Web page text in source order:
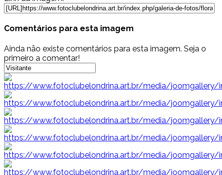
Comentários para esta imagem
Ainda não existe comentários para esta imagem. Seja o
primeiro a comentar!